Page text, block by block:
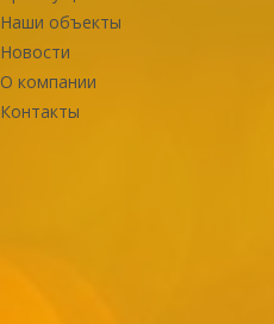
Наши объекты
Новости
О компании
Контакты